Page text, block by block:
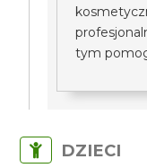
tym
DZIECI